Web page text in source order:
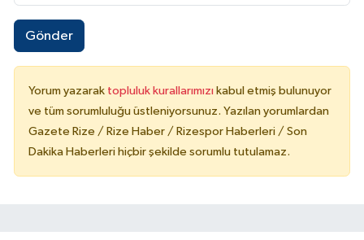
Gönder
Yorum yazarak topluluk kurallarımızı kabul etmiş bulunuyor
ve tüm sorumluluğu üstleniyorsunuz. Yazılan yorumlardan
Gazete Rize / Rize Haber / Rizespor Haberleri / Son
Dakika Haberleri hiçbir şekilde sorumlu tutulamaz.